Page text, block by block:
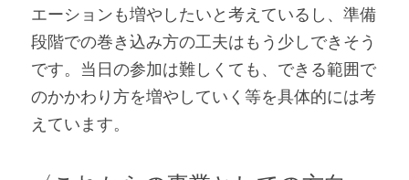
エーションも増やしたいと考えているし、準備
段階での巻き込み方の工夫はもう少しできそう
です。当日の参加は難しくても、できる範囲で
のかかわり方を増やしていく等を具体的には考
えています。